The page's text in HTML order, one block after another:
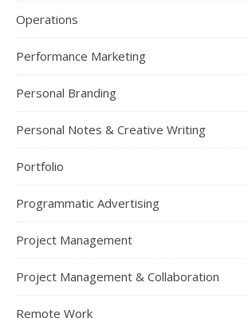
Operations
Performance Marketing
Personal Branding
Personal Notes & Creative Writing
Portfolio
Programmatic Advertising
Project Management
Project Management & Collaboration
Remote Work